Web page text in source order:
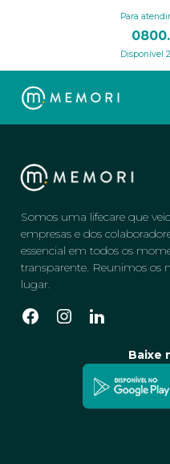
Para
Disponível
Somos uma lifecare que
empresas e dos
essencial em todos os
transparente. Reunimos os
lugar.
Baixe